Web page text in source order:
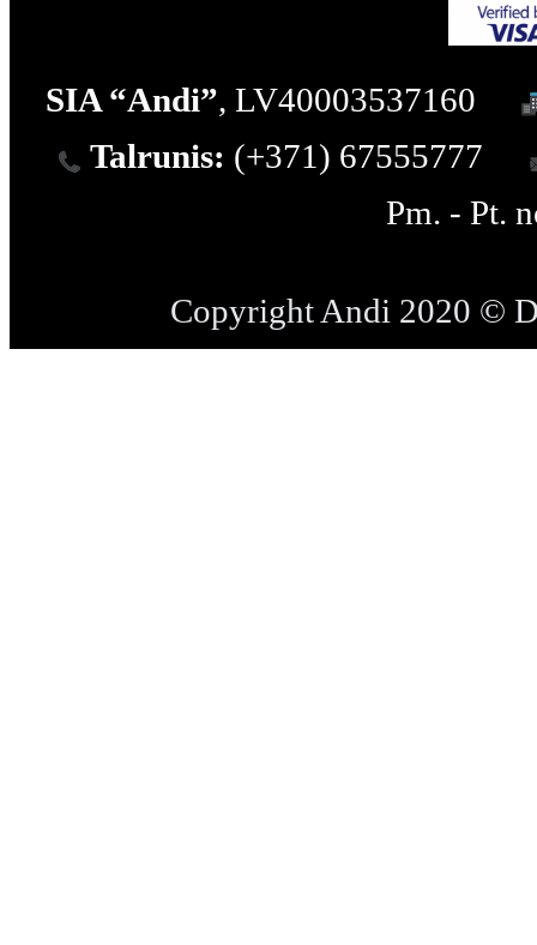
SIA “Andi”, LV40003537160
Talrunis: (+371) 67555777
Pm. - Pt.
Copyright Andi 2020 ©